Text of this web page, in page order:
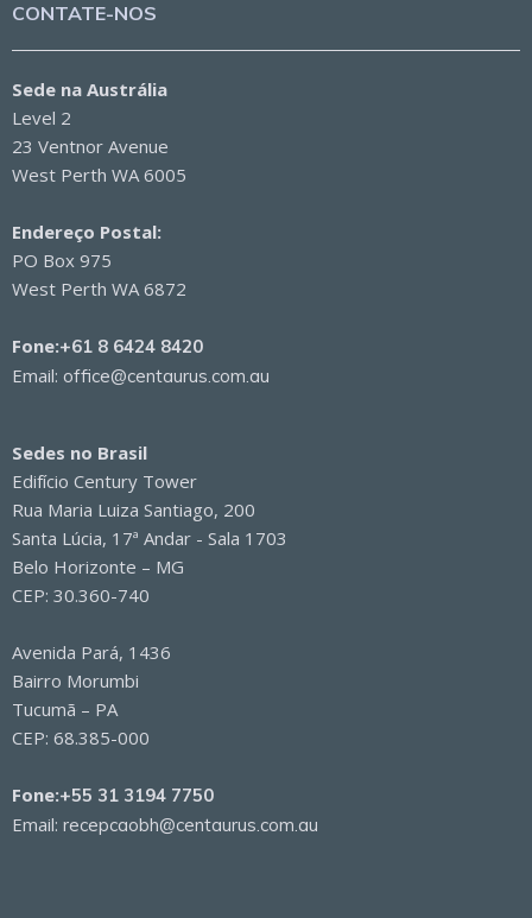
CONTATE-NOS
Sede na Austrália
Level 2
23 Ventnor Avenue
West Perth WA 6005
Endereço Postal:
PO Box 975
West Perth WA 6872
Fone:+61 8 6424 8420
Email: office@centaurus.com.au
Sedes no Brasil
Edifício Century Tower
Rua Maria Luiza Santiago, 200
Santa Lúcia, 17ª Andar - Sala 1703
Belo Horizonte – MG
CEP: 30.360-740
Avenida Pará, 1436
Bairro Morumbi
Tucumã – PA
CEP: 68.385-000
Fone:+55 31 3194 7750
Email: recepcaobh@centaurus.com.au